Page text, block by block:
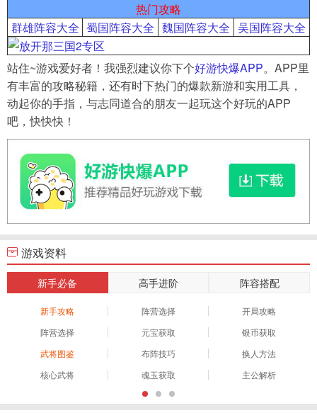
热门攻略
群雄阵容大全 蜀国阵容大全 魏国阵容大全 吴国阵容大全
站住~游戏爱好者！我强烈建议你下个好游快爆APP。APP里
有丰富的攻略秘籍，还有时下热门的爆款新游和实用工具，
动起你的手指，与志同道合的朋友一起玩这个好玩的APP
吧，快快快！
游戏资料
新手必备 高手进阶 阵容搭配
新手攻略 阵营选择
开局攻略
阵营选择
元宝获取
银币获取
武将图鉴
布阵技巧
换人方法
核心武将
魂玉获取 主公解析